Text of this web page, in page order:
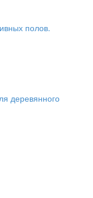
полов.
деревянного